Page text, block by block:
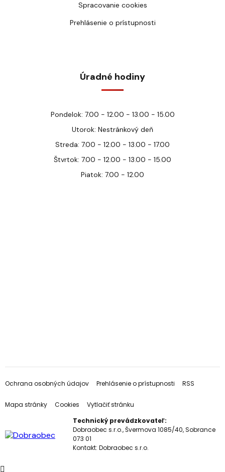
Spracovanie cookies
Prehlásenie o prístupnosti
Úradné hodiny
Pondelok: 7.00 - 12.00 - 13.00 - 15.00
Utorok: Nestránkový deň
Streda: 7.00 - 12.00 - 13.00 - 17.00
Štvrtok: 7.00 - 12.00 - 13.00 - 15.00
Piatok: 7.00 - 12.00
Ochrana osobných údajov Prehlásenie o prístupnosti RSS
Mapa stránky Cookies
Vytlačiť stránku
Technický prevádzkovateľ:
Dobraobec s.r.o., Švermova 1085/40, Sobrance
073 01
Kontakt: Dobraobec s.r.o.